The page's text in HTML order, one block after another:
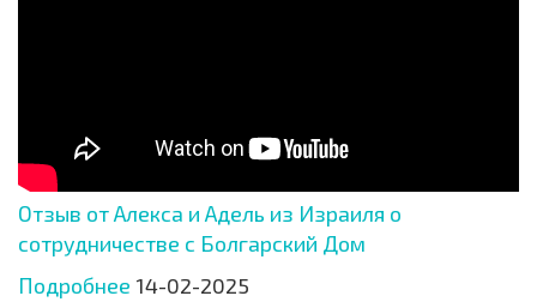
Отзыв от Алекса и Адель из Израиля о
сотрудничестве с Болгарский Дом
Подробнее 14-02-2025